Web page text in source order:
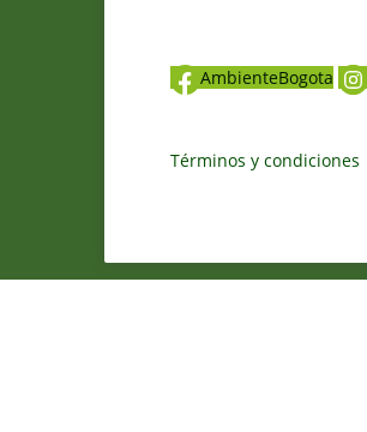
AmbienteBogota
Términos y condiciones